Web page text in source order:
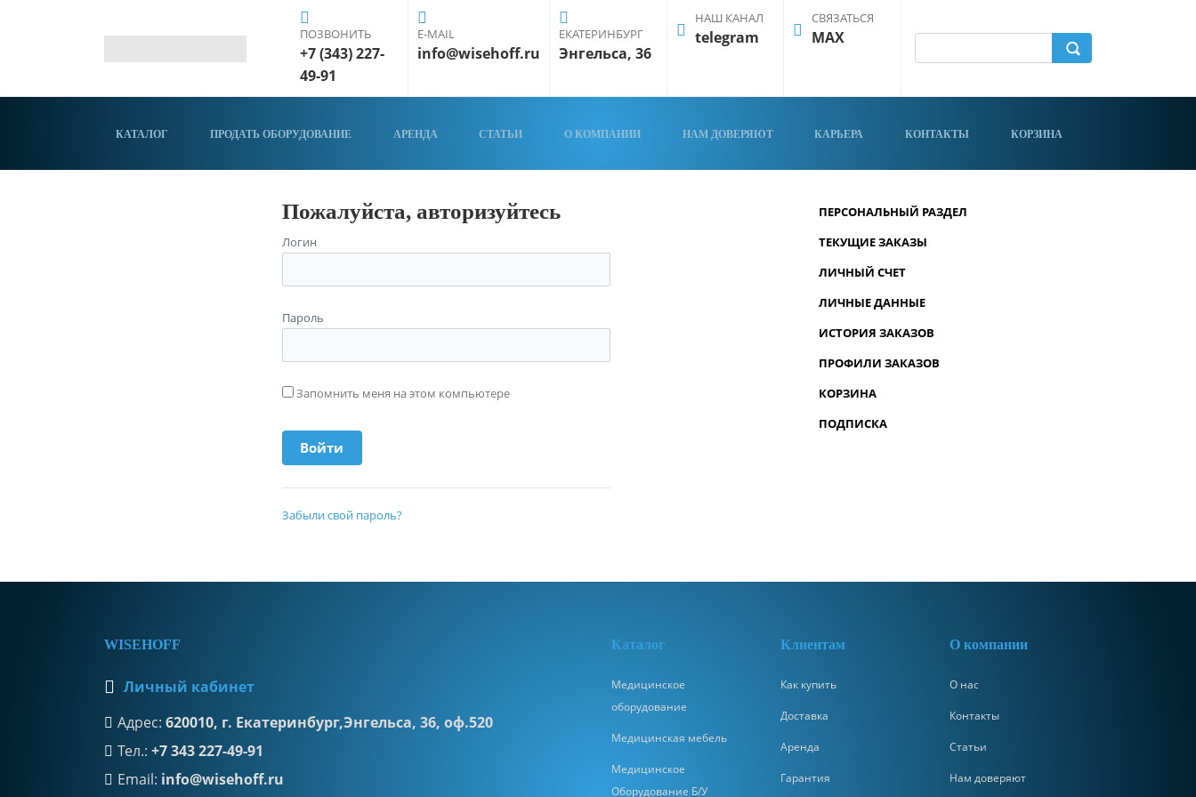
ПОЗВОНИТЬ
+7 (343) 227-
49-91
E-MAIL
info@wisehoff.ru
ЕКАТЕРИНБУРГ
Энгельса, 36
НАШ КАНАЛ
telegram
СВЯЗАТЬСЯ
MAX
КАТАЛОГ ПРОДАТЬ ОБОРУДОВАНИЕ АРЕНДА СТАТЬИ О КОМПАНИИ НАМ ДОВЕРЯЮТ КАРЬЕРА КОНТАКТЫ КОРЗИНА
ПЕРСОНАЛЬНЫЙ РАЗДЕЛ
ТЕКУЩИЕ ЗАКАЗЫ
ЛИЧНЫЙ СЧЕТ
ЛИЧНЫЕ ДАННЫЕ
ИСТОРИЯ ЗАКАЗОВ
ПРОФИЛИ ЗАКАЗОВ
КОРЗИНА
ПОДПИСКА
Пожалуйста, авторизуйтесь
Логин
Пароль
Запомнить меня на этом компьютере
Забыли свой пароль?
WISEHOFF
Личный кабинет
Адрес: 620010, г. Екатеринбург,Энгельса, 36, оф.520
Тел.: +7 343 227-49-91
Email: info@wisehoff.ru
Каталог
Медицинское
оборудование
Медицинская мебель
Медицинское
Оборудование Б/У
Клиентам
Как купить
Доставка
Аренда
Гарантия
О компании
О нас
Контакты
Статьи
Нам доверяют